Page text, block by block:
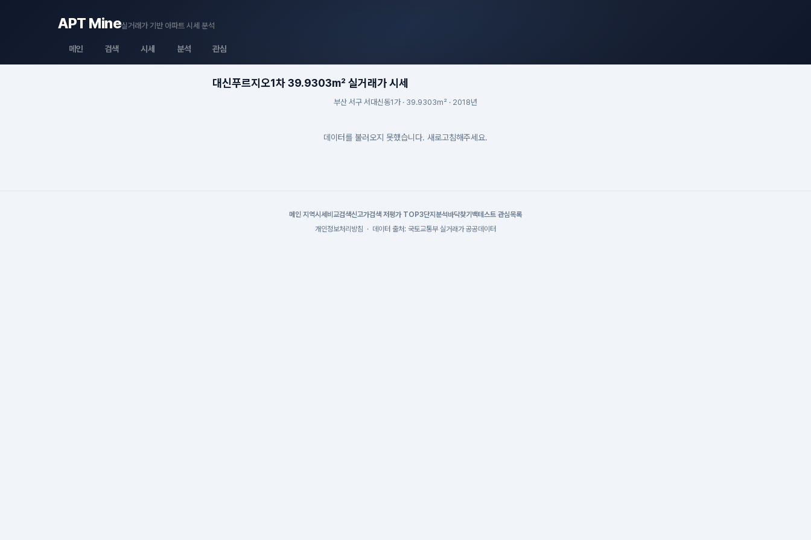
APT Mine실거래가 기반 아파트 시세 분석
메인 검색 시세 분석 관심
대신푸르지오1차 39.9303m² 실거래가 시세
부산 서구 서대신동1가 · 39.9303m² · 2018년
데이터를 불러오지 못했습니다. 새로고침해주세요.
메인 지역시세 비교검색신고가검색 저평가 TOP3단지분석 바닥찾기 백테스트 관심목록
개인정보처리방침 · 데이터 출처: 국토교통부 실거래가 공공데이터